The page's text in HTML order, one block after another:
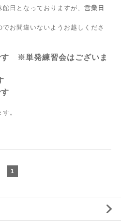
日となっておりますが、 営業日
お間違いないようお越しくださ
※単発練習会はございま
。
1